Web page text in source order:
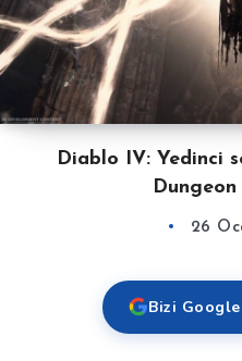
Diablo IV: Yedinci
26
Bizi